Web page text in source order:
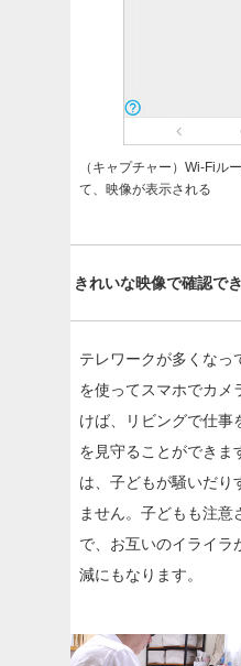
（キャプチャー）Wi-Fiル
て、映像が表示される
きれいな映像で確認で
テレワークが多くなっ
を使ってスマホでカメ
けば、リビングで仕事
を見守ることができま
は、子どもが騒いだり
ません。子どもも注
で、お互いのイライラ
減にもなります。